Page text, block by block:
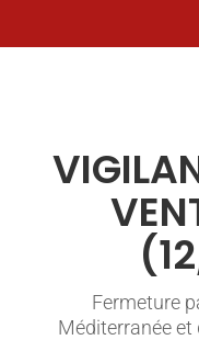
Fermeture
Méditerranée et